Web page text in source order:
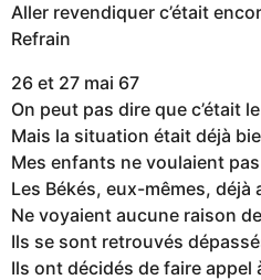
Aller revendiquer c’était
Refrain
26 et 27 mai 67
On peut pas dire que c’était
Mais la situation était déjà
Mes enfants ne voulaient
Les Békés, eux-mêmes, déjà
Ne voyaient aucune raison
Ils se sont retrouvés
Ils ont décidés de faire appel